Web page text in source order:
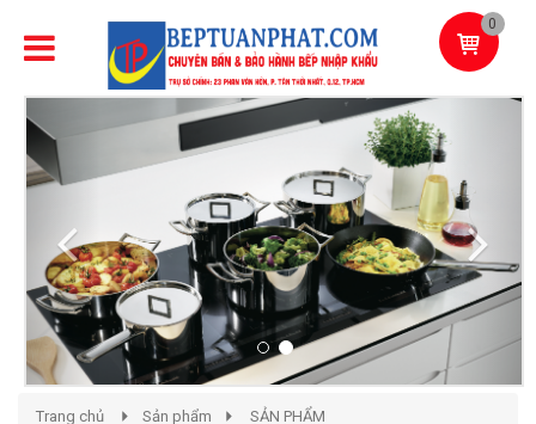
0
Previous
Trang chủ Sản phẩm
SẢN PHẨM